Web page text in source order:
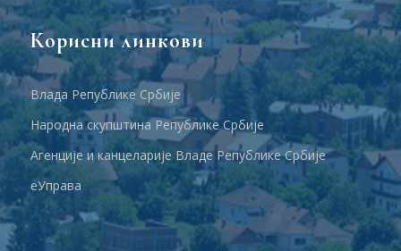
Корисни линкови
Влада Републике Србије
Народна скупштина Републике Србије
Агенције и канцеларије Владе Републике Србије
еУправа